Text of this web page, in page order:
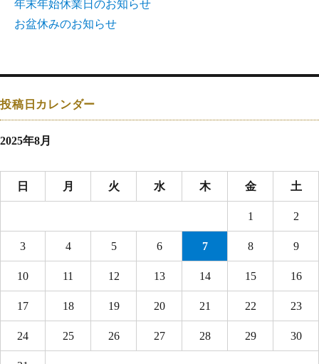
年末年始休業日のお知らせ
お盆休みのお知らせ
投稿日カレンダー
2025年8月
日 月 火 水 木 金 土
1 2
3 4 5 6 7 8 9
10 11 12 13 14 15 16
17 18 19 20 21 22 23
24 25 26 27 28 29 30